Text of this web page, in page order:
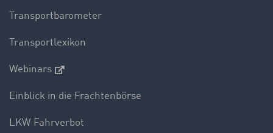
Transportbarometer
Transportlexikon
Webinars
Einblick in die Frachtenbörse
LKW Fahrverbot